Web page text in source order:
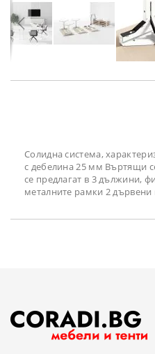
към
снимки
Солидна система,
с дебелина 25 мм Въртящи
се предлагат в 3 дължини,
металните рамки 2 дървени